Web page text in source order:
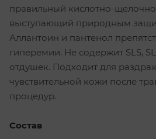
правильный кислотно-
выступающий природным
Аллантоин и пантенол
гиперемии. Не содержит SLS,
отдушек. Подходит для
чувствительной кожи после
процедур.
Состав